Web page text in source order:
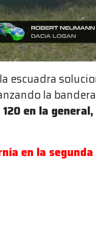
escuadra
la
en la
en la